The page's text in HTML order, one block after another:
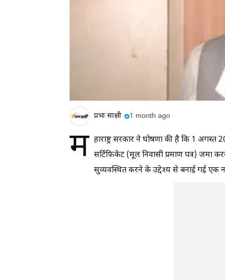
प्रभा साक्षी 1 month ago
म हाराष्ट्र सरकार ने घोषणा की है कि 1
सर्टिफिकेट (मूल निवासी प्रमाण पत्र) जमा
सुव्यवस्थित करने के उद्देश्य से बनाई गई एक